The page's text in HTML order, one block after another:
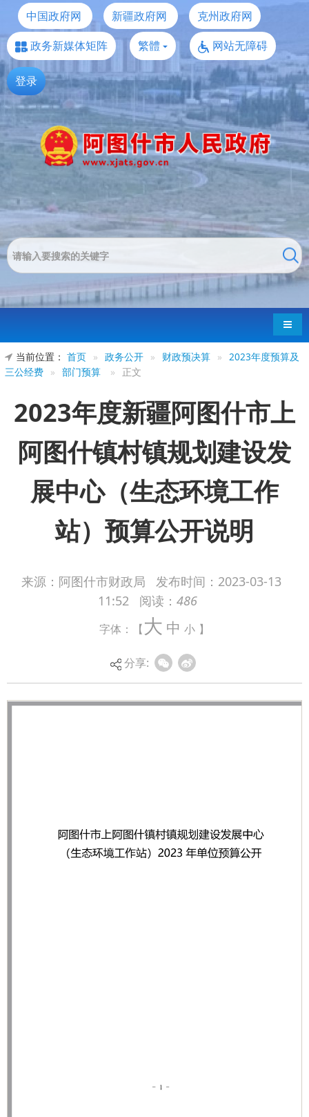
中国政府网 新疆政府网
克州政府网
政务新媒体矩阵
繁體 网站无障碍
登录
导航
当前位置： 首页 » 政务公开 » 财政预决算 »
2023年度预算及
三公经费 » 部门预算 » 正文
2023年度新疆阿图什市上
阿图什镇村镇规划建设发
展中心（生态环境工作
站）预算公开说明
来源：阿图什市财政局 发布时间： 2023-03-13
11:52
阅读： 486
字体：【大 中 小 】
分享: